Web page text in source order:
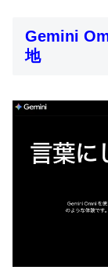
Gemini
地